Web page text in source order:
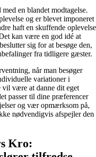
en blandet modtagelse.
og er blevet imponeret
haft en skuffende oplevelse
kan være en god idé at
sig for at besøge den,
fra tidligere gæster.
når man besøger
variationer i
vil være at danne dit eget
passer til dine præferencer
og vær opmærksom på,
nødvendigvis afspejler den
Kro: